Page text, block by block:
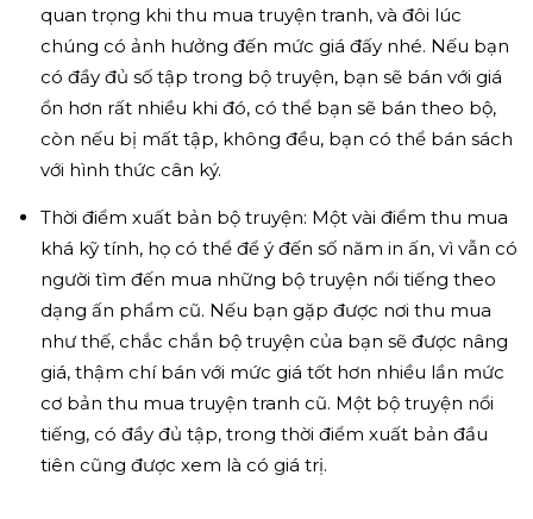
quan trọng khi thu mua truyện tranh, và đôi lúc
chúng có ảnh hưởng đến mức giá đấy nhé. Nếu bạn
có đầy đủ số tập trong bộ truyện, bạn sẽ bán với giá
ổn hơn rất nhiều khi đó, có thể bạn sẽ bán theo bộ,
còn nếu bị mất tập, không đều, bạn có thể bán sách
với hình thức cân ký.
Thời điểm xuất bản bộ truyện: Một vài điểm thu mua
khá kỹ tính, họ có thể để ý đến số năm in ấn, vì vẫn có
người tìm đến mua những bộ truyện nổi tiếng theo
dạng ấn phẩm cũ. Nếu bạn gặp được nơi thu mua
như thế, chắc chắn bộ truyện của bạn sẽ được nâng
giá, thậm chí bán với mức giá tốt hơn nhiều lần mức
cơ bản thu mua truyện tranh cũ. Một bộ truyện nổi
tiếng, có đầy đủ tập, trong thời điểm xuất bản đầu
tiên cũng được xem là có giá trị.